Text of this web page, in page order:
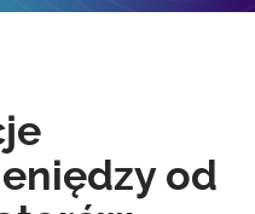
od